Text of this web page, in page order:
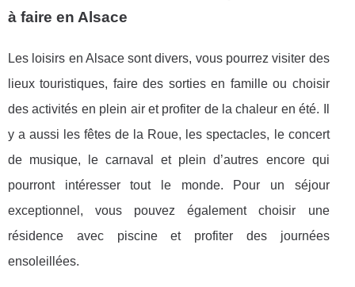
à faire en Alsace
Les loisirs en Alsace sont divers, vous pourrez visiter des
lieux touristiques, faire des sorties en famille ou choisir
des activités en plein air et profiter de la chaleur en été. Il
y a aussi les fêtes de la Roue, les spectacles, le concert
de musique, le carnaval et plein d’autres encore qui
pourront intéresser tout le monde. Pour un séjour
exceptionnel, vous pouvez également choisir une
résidence avec piscine et profiter des journées
ensoleillées.